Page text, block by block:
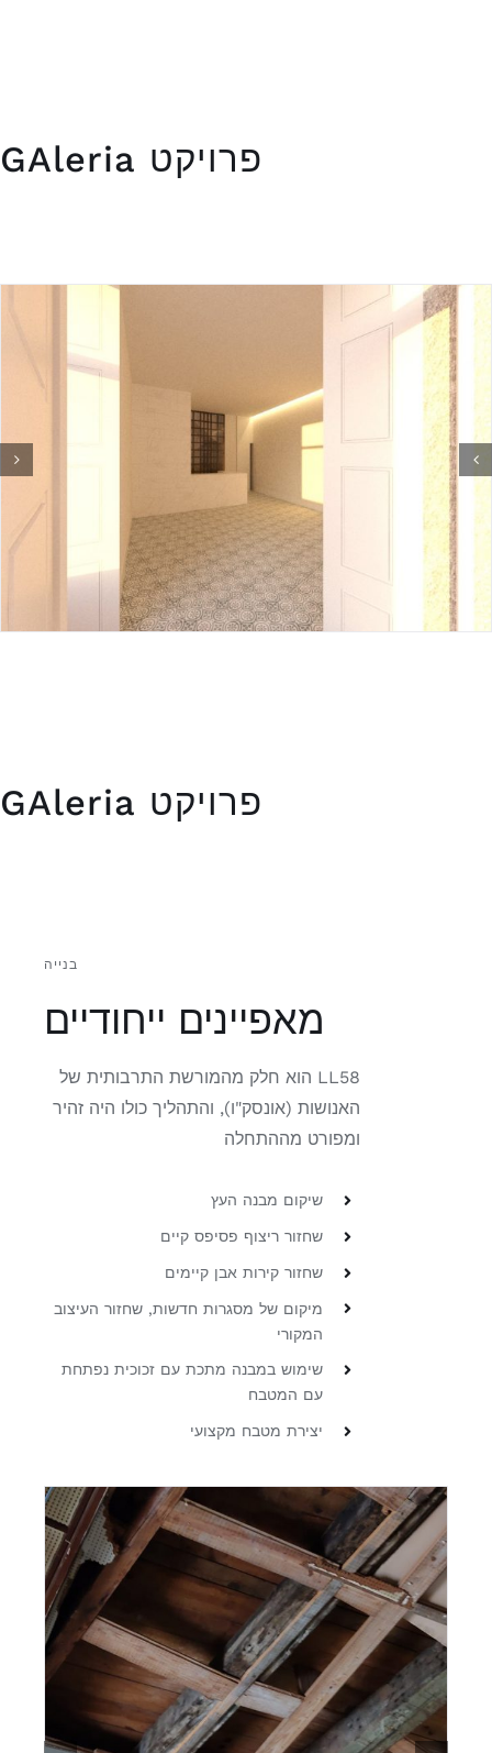
פרויקט GAleria
פרויקט GAleria
בנייה
מאפיינים ייחודיים
LL58 הוא חלק מהמורשת התרבותית של
האנושות (אונסק"ו), והתהליך כולו היה זהיר
ומפורט מההתחלה
שיקום מבנה העץ
שחזור ריצוף פסיפס קיים
שחזור קירות אבן קיימים
מיקום של מסגרות חדשות, שחזור העיצוב
המקורי
שימוש במבנה מתכת עם זכוכית נפתחת
עם המטבח
יצירת מטבח מקצועי